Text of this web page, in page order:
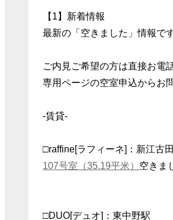
【1】新着情報
最新の「空きました」情報です
ご内見ご希望の方は直接お電
専用ページの空室申込からお
-賃貸-
□raffine[ラフィーネ]：新江古
107号室（35.19平米） 空きま
□DUO[デュオ]：東中野駅